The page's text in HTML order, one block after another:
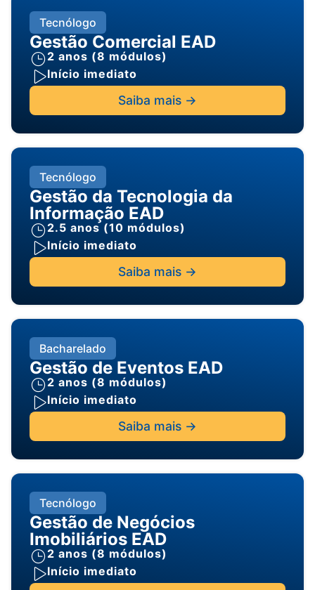
Tecnólogo
Gestão Comercial EAD
2 anos (8 módulos)
Início imediato
Saiba mais ->
Tecnólogo
Gestão da Tecnologia da
Informação EAD
2.5 anos (10 módulos)
Início imediato
Saiba mais ->
Bacharelado
Gestão de Eventos EAD
2 anos (8 módulos)
Início imediato
Saiba mais ->
Tecnólogo
Gestão de Negócios
Imobiliários EAD
2 anos (8 módulos)
Início imediato